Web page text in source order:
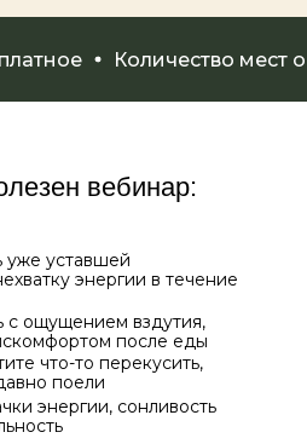
Количество мест
вебинар:
уже уставшей
энергии в течение
с ощущением вздутия,
после еды
что-то перекусить,
поели
энергии, сонливость